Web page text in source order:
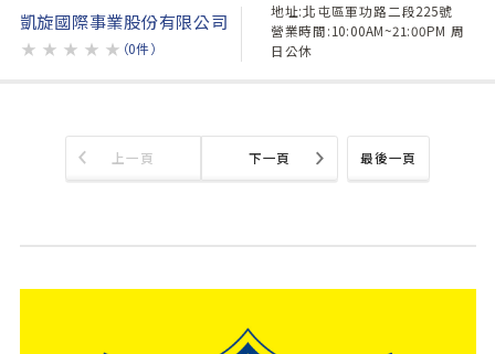
凱旋國際事業股份有限公司
★ ★ ★ ★ ★ （0件）
地址:北屯區軍功路二段225號
營業時間:10:00AM~21:00PM 周
日公休
最後一頁
上一頁 下一頁